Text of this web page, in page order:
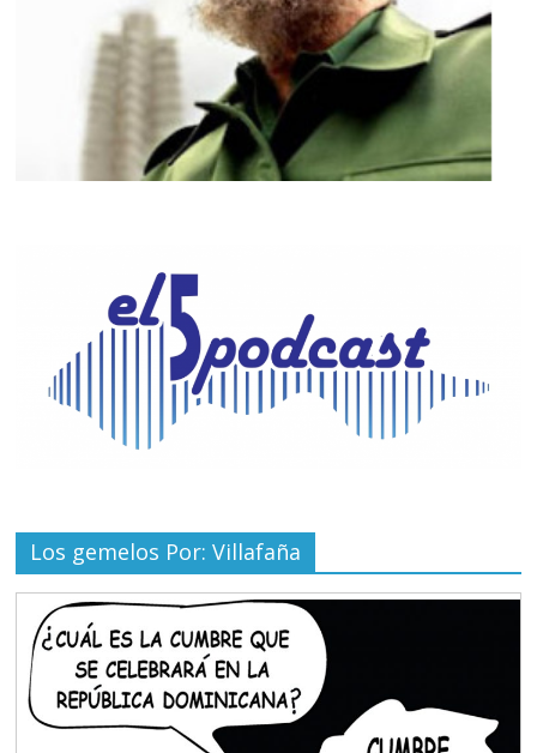
Los gemelos Por: Villafaña